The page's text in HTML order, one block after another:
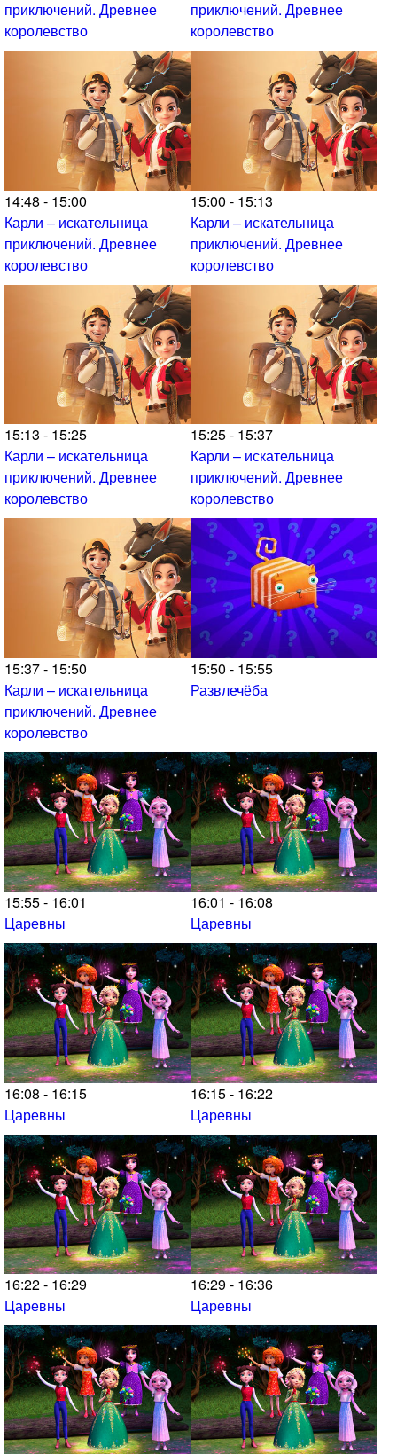
приключений. Древнее
королевство
приключений. Древнее
королевство
14:48 - 15:00
Карли – искательница
приключений. Древнее
королевство
15:00 - 15:13
Карли – искательница
приключений. Древнее
королевство
15:13 - 15:25
Карли – искательница
приключений. Древнее
королевство
15:25 - 15:37
Карли – искательница
приключений. Древнее
королевство
15:37 - 15:50
Карли – искательница
приключений. Древнее
королевство
15:50 - 15:55
Развлечёба
15:55 - 16:01
Царевны
16:01 - 16:08
Царевны
16:08 - 16:15
Царевны
16:15 - 16:22
Царевны
16:22 - 16:29
Царевны
16:29 - 16:36
Царевны